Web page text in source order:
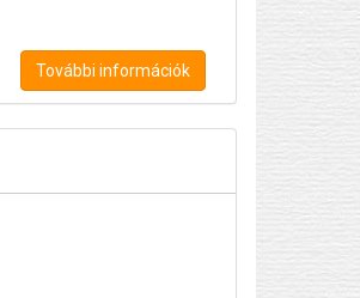
További információk